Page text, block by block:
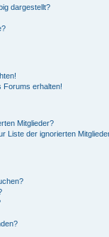
dargestellt?
Forums erhalten!
Mitglieder?
Liste der ignorierten